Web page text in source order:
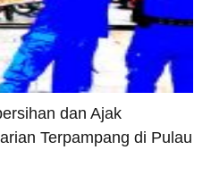
dan Ajak
Terpampang di Pulau